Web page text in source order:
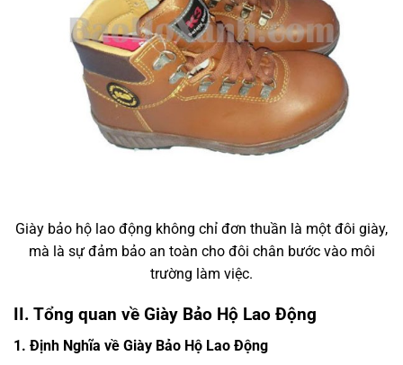
Giày bảo hộ lao động không chỉ đơn thuần là một đôi giày,
mà là sự đảm bảo an toàn cho đôi chân bước vào môi
trường làm việc.
II. Tổng quan về Giày Bảo Hộ Lao Động
1. Định Nghĩa về Giày Bảo Hộ Lao Động